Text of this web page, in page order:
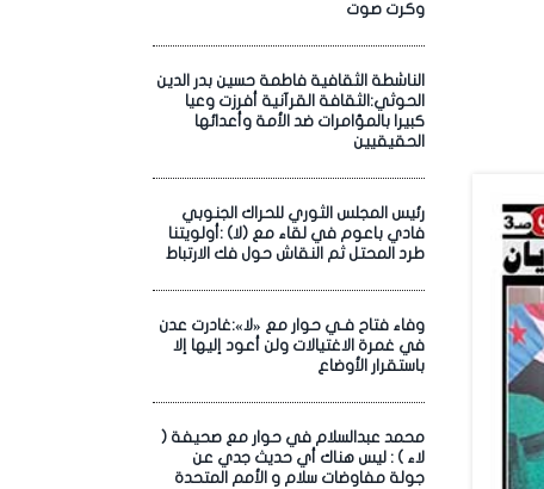
وكرت صوت
الناشطة الثقافية فاطمة حسين بدر الدين
الحوثي:الثقافة القرآنية أفرزت وعيا
كبيرا بالمؤامرات ضد الأمة وأعدائها
الحقيقيين
رئيس المجلس الثوري للحراك الجنوبي
فادي باعوم في لقاء مع (لا) :أولويتنا
طرد المحتل ثم النقاش حول فك الارتباط
وفاء فتاح فـي حوار مع «لا»:غادرت عدن
في غمرة الاغتيالات ولن أعود إليها إلا
باستقرار الأوضاع
محمد عبدالسلام في حوار مع صحيفة (
لاء ) : ليس هناك أي حديث جدي عن
جولة مفاوضات سلام و الأمم المتحدة